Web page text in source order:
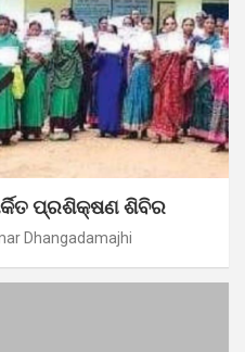
ପ୍ରଶିକ୍ଷଣ ଶିବିର
Dhangadamajhi